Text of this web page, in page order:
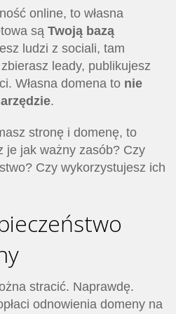
online, to własna
są Twoją bazą
ludzi z sociali, tam
leady, publikujesz
Własna domena to nie
.
stronę i domenę, to
je jak ważny zasób? Czy
Czy wykorzystujesz ich
stracić. Naprawdę.
odnowienia domeny na